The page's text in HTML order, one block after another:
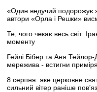
«Один ведучий подорожує
автори «Орла і Решки»
Те, чого чекає весь світ:
моменту
Гейлі Бібер та Аня
мережива - встигни
8 серпня: яке церковне
сильний вітер раніше